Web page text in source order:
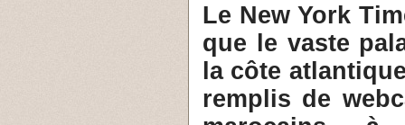
2- Le New York
que le vaste
la côte
remplis de